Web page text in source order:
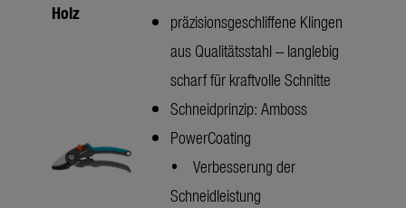
Holz
präzisionsgeschliffene Klingen
aus Qualitätsstahl – langlebig
scharf für kraftvolle Schnitte
Schneidprinzip: Amboss
PowerCoating
• Verbesserung der
Schneidleistung